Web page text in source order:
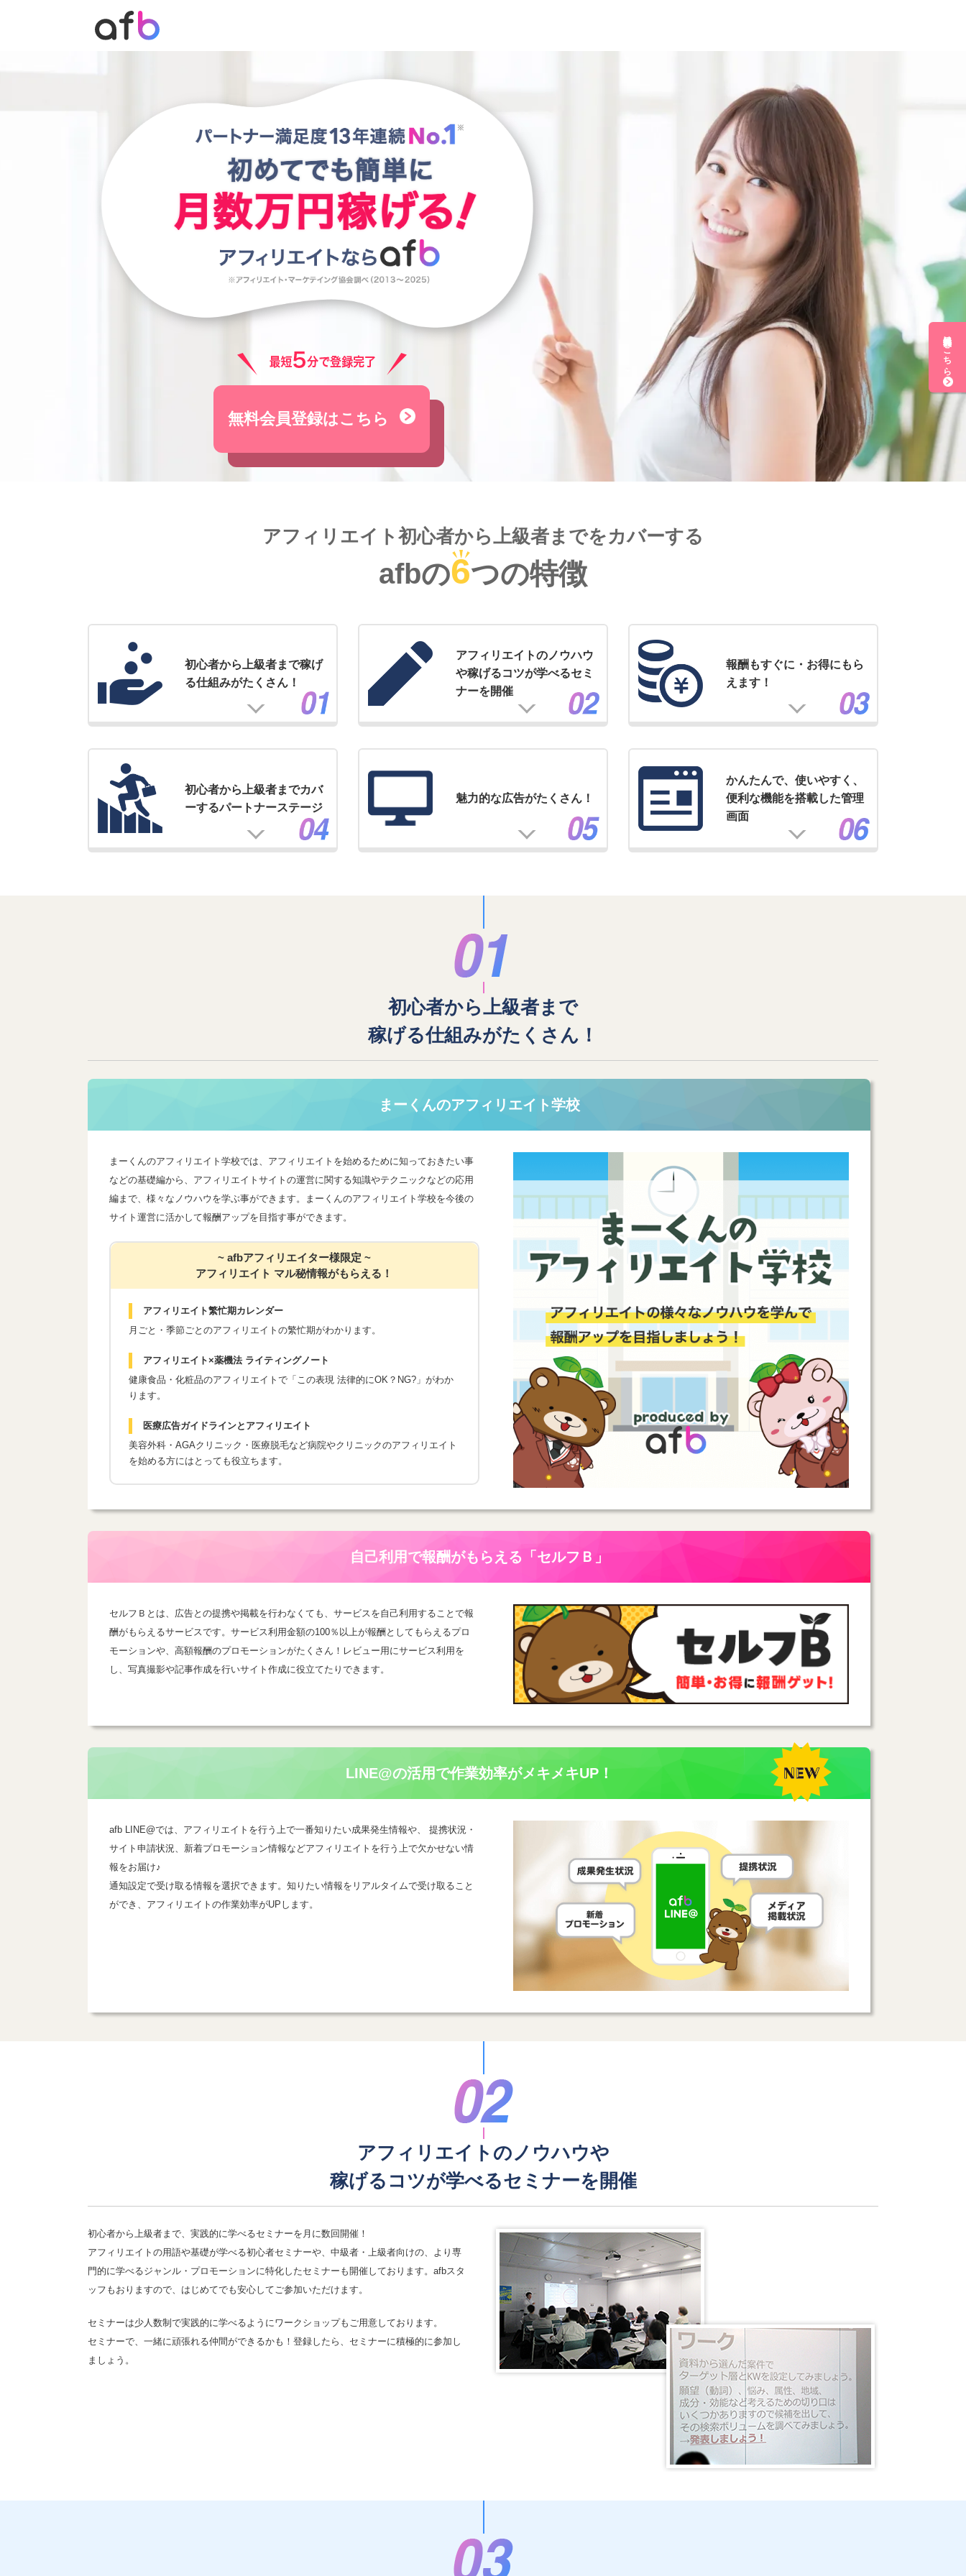
無料会員登録はこちら
無料会員登録はこちら
アフィリエイト初心者から上級者までをカバーする
afbの6つの特徴
初心者から上級者まで稼げ
る仕組みがたくさん！
アフィリエイトのノウハウ
や稼げるコツが学べるセミ
ナーを開催
報酬もすぐに・お得にもら
えます！
初心者から上級者までカバ
ーするパートナーステージ
魅力的な広告がたくさん！
かんたんで、使いやすく、
便利な機能を搭載した管理
画面
初心者から上級者まで
稼げる仕組みがたくさん！
まーくんのアフィリエイト学校
まーくんのアフィリエイト学校では、アフィリエイトを始めるために知っておきたい事
などの基礎編から、アフィリエイトサイトの運営に関する知識やテクニックなどの応用
編まで、様々なノウハウを学ぶ事ができます。まーくんのアフィリエイト学校を今後の
サイト運営に活かして報酬アップを目指す事ができます。
~ afbアフィリエイター様限定 ~
アフィリエイト マル秘情報がもらえる！
アフィリエイト繁忙期カレンダー
月ごと・季節ごとのアフィリエイトの繁忙期がわかります。
アフィリエイト×薬機法 ライティングノート
健康食品・化粧品のアフィリエイトで「この表現 法律的にOK？NG?」がわか
ります。
医療広告ガイドラインとアフィリエイト
美容外科・AGAクリニック・医療脱毛など病院やクリニックのアフィリエイト
を始める方にはとっても役立ちます。
自己利用で報酬がもらえる 「セルフＢ」
セルフＢとは、広告との提携や掲載を行わなくても、サービスを自己利用することで報
酬がもらえるサービスです。サービス利用金額の100％以上が報酬としてもらえるプロ
モーションや、高額報酬のプロモーションがたくさん！レビュー用にサービス利用を
し、写真撮影や記事作成を行いサイト作成に役立てたりできます。
LINE@の活用で作業効率がメキメキUP！
afb LINE@では、アフィリエイトを行う上で一番知りたい成果発生情報や、 提携状況・
サイト申請状況、新着プロモーション情報などアフィリエイトを行う上で欠かせない情
報をお届け♪
通知設定で受け取る情報を選択できます。知りたい情報をリアルタイムで受け取ること
ができ、アフィリエイトの作業効率がUPします。
アフィリエイトのノウハウや
稼げるコツが学べるセミナーを開催
初心者から上級者まで、実践的に学べるセミナーを月に数回開催！
アフィリエイトの用語や基礎が学べる初心者セミナーや、中級者・上級者向けの、より専
門的に学べるジャンル・プロモーションに特化したセミナーも開催しております。afbスタ
ッフもおりますので、はじめてでも安心してご参加いただけます。
セミナーは少人数制で実践的に学べるようにワークショップもご用意しております。
セミナーで、一緒に頑張れる仲間ができるかも！登録したら、セミナーに積極的に参加し
ましょう。